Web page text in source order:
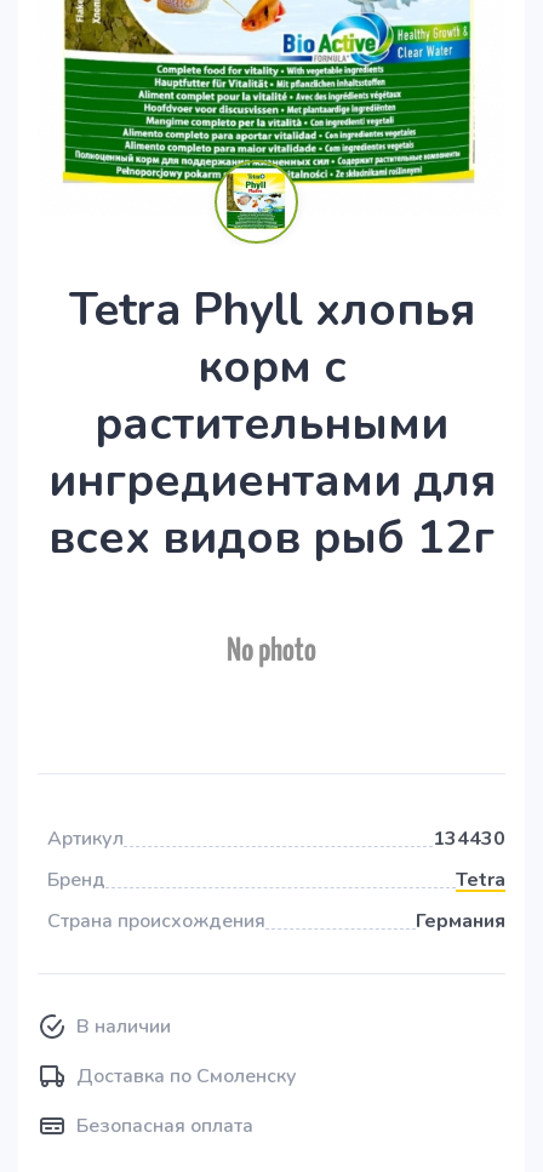
Tetra Phyll хлопья
корм с
растительными
ингредиентами для
всех видов рыб 12г
Артикул
134430
Бренд
Tetra
Страна происхождения
Германия
В наличии
Доставка по Смоленску
Безопасная оплата